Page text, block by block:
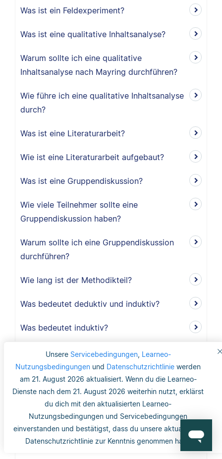
Unsere Servicebedingungen, Learneo-
Nutzungsbedingungen und Datenschutzrichtlinie werden
am 21. August 2026 aktualisiert. Wenn du die Learneo-
Dienste nach dem 21. August 2026 weiterhin nutzt, erklärst
du dich mit den aktualisierten Learneo-
Nutzungsbedingungen und Servicebedingungen
einverstanden und bestätigst, dass du unsere aktualisierte
Datenschutzrichtlinie zur Kenntnis genommen hast.
Was ist ein Feldexperiment?
Was ist eine qualitative Inhaltsanalyse?
Warum sollte ich eine qualitative
Inhaltsanalyse nach Mayring durchführen?
Wie führe ich eine qualitative Inhaltsanalyse
durch?
Was ist eine Literaturarbeit?
Wie ist eine Literaturarbeit aufgebaut?
Was ist eine Gruppendiskussion?
Wie viele Teilnehmer sollte eine
Gruppendiskussion haben?
Warum sollte ich eine Gruppendiskussion
durchführen?
Wie lang ist der Methodikteil?
Was bedeutet deduktiv und induktiv?
Was bedeutet induktiv?
Was bedeutet deduktiv?
Was ist Validität?
Was ist interne Validität?
Was versteht man unter Validität?
Was ist die Reliabilität?